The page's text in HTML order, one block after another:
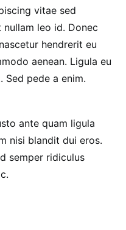
vitae sed
leo id. Donec
hendrerit eu
aenean. Ligula eu
Sed pede a enim.
ante quam ligula
nisi blandit dui eros.
semper ridiculus